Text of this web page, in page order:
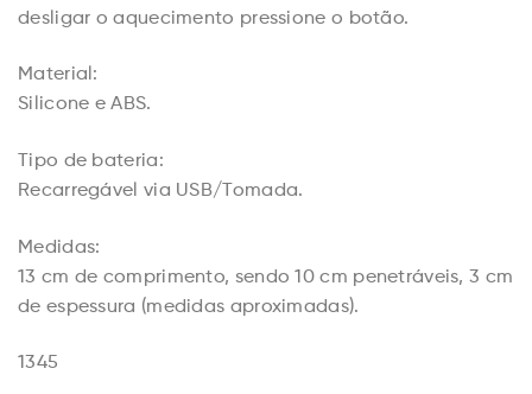
desligar o aquecimento pressione o botão.
Material:
Silicone e ABS.
Tipo de bateria:
Recarregável via USB/Tomada.
Medidas:
13 cm de comprimento, sendo 10 cm penetráveis, 3 cm
de espessura (medidas aproximadas).
1345